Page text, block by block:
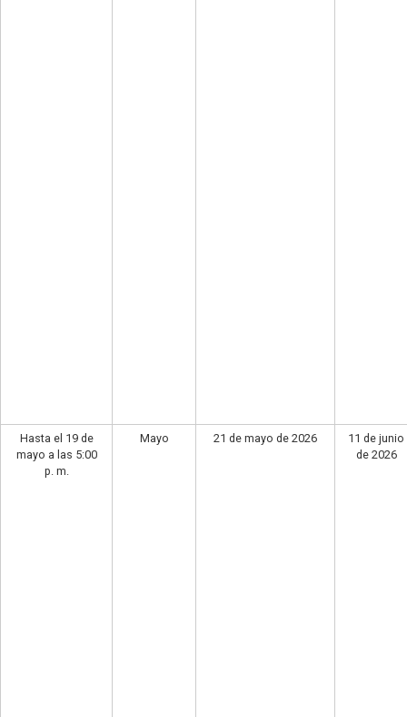
Hasta el 19 de
mayo a las 5:00
p. m.
Mayo 21 de mayo de 2026
11 de junio
de 2026